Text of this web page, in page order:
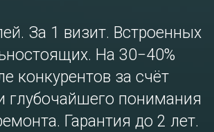
За 1 визит. Встроенных
На 30−40%
конкурентов за счёт
глубочайшего понимания
Гарантия до 2 лет.